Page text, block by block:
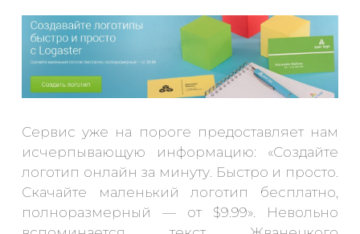
Сервис уже на пороге предоставляет нам
исчерпывающую информацию: «Создайте
логотип онлайн за минуту. Быстро и просто.
Скачайте маленький логотип бесплатно,
полноразмерный — от $9.99». Невольно